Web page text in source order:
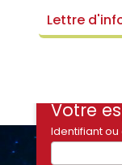
Lettre
Votre
Identifiant